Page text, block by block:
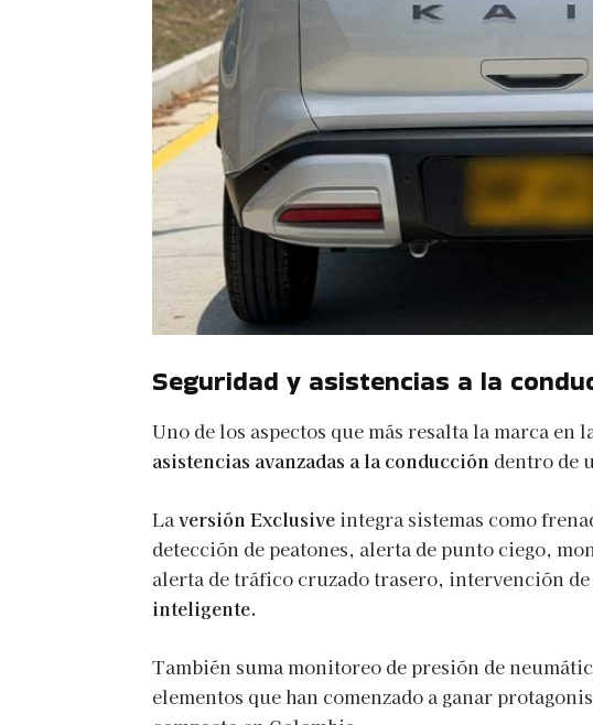
Seguridad y asistencias a la
Uno de los aspectos que más resalta la marca en
asistencias avanzadas a la conducción dentro de
Laversión Exclusive integra sistemas como
detección de peatones, alerta de punto ciego,
alerta de tráfico cruzado trasero, intervención
inteligente.
También suma monitoreo de presión de
elementos que han comenzado a ganar